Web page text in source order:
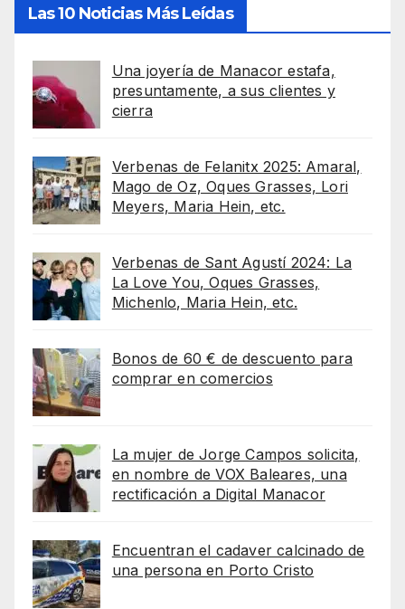
Las 10 Noticias Más Leídas
Una joyería de Manacor estafa,
presuntamente, a sus clientes y
cierra
Verbenas de Felanitx 2025: Amaral,
Mago de Oz, Oques Grasses, Lori
Meyers, Maria Hein, etc.
Verbenas de Sant Agustí 2024: La
La Love You, Oques Grasses,
Michenlo, Maria Hein, etc.
Bonos de 60 € de descuento para
comprar en comercios
La mujer de Jorge Campos solicita,
en nombre de VOX Baleares, una
rectificación a Digital Manacor
Encuentran el cadaver calcinado de
una persona en Porto Cristo